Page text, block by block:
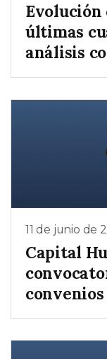
últimas
análisis
11 de junio de
Capital